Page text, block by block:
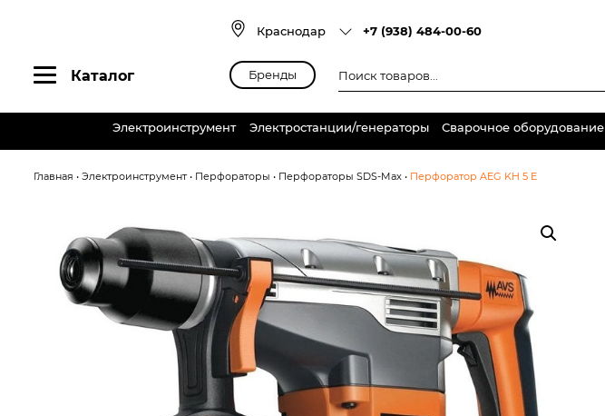
Краснодар +7 (938) 484-00-60
Каталог Бренды товаров
Электроинструмент Электростанции/генераторы Сварочное оборудование
Главная • Электроинструмент• Перфораторы • Перфораторы SDS-Max • Перфоратор AEG KH 5 E